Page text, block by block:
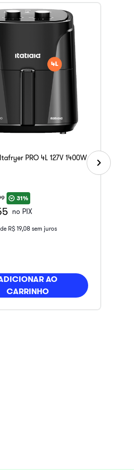
PRO 4L 127V 1400W
31%
no PIX
R$ 19,08 sem juros
AO
CARRINHO